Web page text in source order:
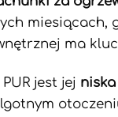
miesiącach,
ma
jest jej